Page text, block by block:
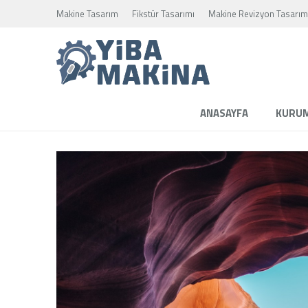
Makine Tasarım Fikstür Tasarımı Makine Revizyon
ANASAYFA